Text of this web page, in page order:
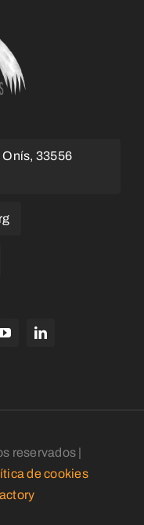
33556
reservados |
de cookies